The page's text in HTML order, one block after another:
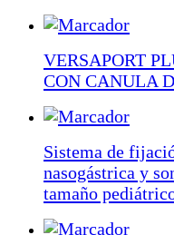
VERSAPORT
CON CANULA
Sistema de
nasogástrica y
tamaño